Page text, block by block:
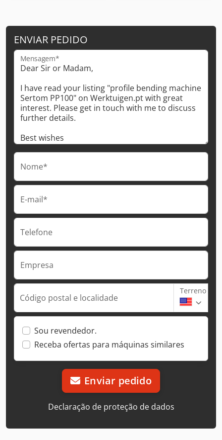
ENVIAR PEDIDO
Mensagem*
Nome*
E-mail*
Telefone
Empresa
Código postal e localidade
Terreno
Sou revendedor.
Receba ofertas para máquinas similares
Enviar pedido
Declaração de proteção de dados